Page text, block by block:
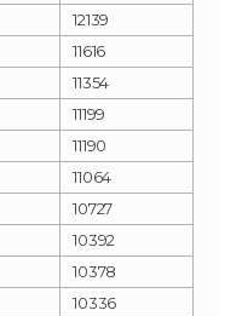
12139
11616
11354
11199
11190
11064
10727
10392
10378
10336